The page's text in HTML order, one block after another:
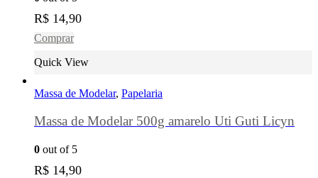
R$ 14,90
Comprar
Quick View
Massa de Modelar, Papelaria
Massa de Modelar 500g amarelo Uti Guti Licyn
0 out of 5
R$ 14,90